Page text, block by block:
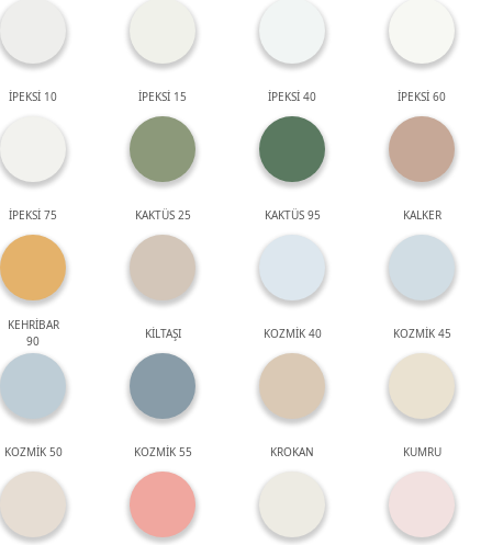
İPEKSİ 10 İPEKSİ 15 İPEKSİ 40 İPEKSİ 60
İPEKSİ 75 KAKTÜS 25 KAKTÜS 95 KALKER
KEHRİBAR
90
KİLTAŞI KOZMİK 40 KOZMİK 45
KOZMİK 50 KOZMİK 55 KROKAN KUMRU